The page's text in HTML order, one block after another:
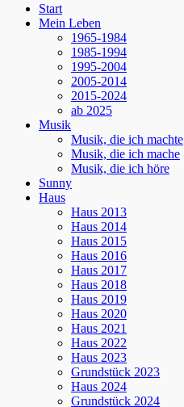
oben
scrollen
Start
Mein Leben
1965-1984
1985-1994
1995-2004
2005-2014
2015-2024
ab 2025
Musik
Musik, die ich machte
Musik, die ich mache
Musik, die ich höre
Sunny
Haus
Haus 2013
Haus 2014
Haus 2015
Haus 2016
Haus 2017
Haus 2018
Haus 2019
Haus 2020
Haus 2021
Haus 2022
Haus 2023
Grundstück 2023
Haus 2024
Grundstück 2024